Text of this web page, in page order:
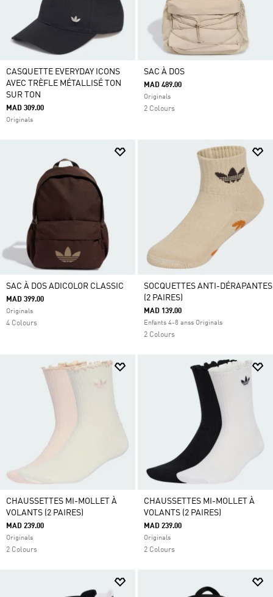
CASQUETTE EVERYDAY ICONS
AVEC TRÈFLE MÉTALLISÉ TON
SUR TON
MAD 309.00
Originals
SAC À DOS
MAD 489.00
Originals
2 Colours
SAC À DOS ADICOLOR CLASSIC
MAD 399.00
Originals
4 Colours
SOCQUETTES ANTI-DÉRAPANTES
(2 PAIRES)
MAD 139.00
Enfants 4-8 anss Originals
2 Colours
CHAUSSETTES MI-MOLLET À
VOLANTS (2 PAIRES)
MAD 239.00
Originals
2 Colours
CHAUSSETTES MI-MOLLET À
VOLANTS (2 PAIRES)
MAD 239.00
Originals
2 Colours